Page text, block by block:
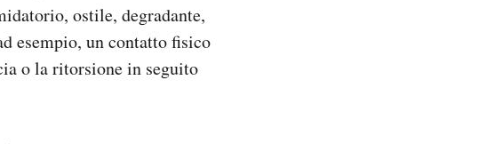
ostile, degradante,
esempio, un contatto fisico
o la ritorsione in seguito